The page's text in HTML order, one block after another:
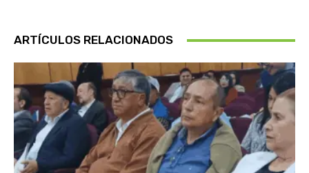
ARTÍCULOS RELACIONADOS